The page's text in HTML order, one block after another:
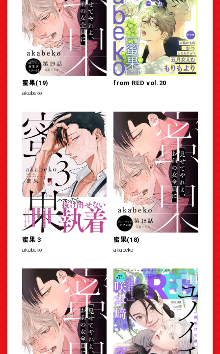
蜜果(19)
akabeko
from RED vol.20
蜜果 3
akabeko
蜜果(18)
akabeko